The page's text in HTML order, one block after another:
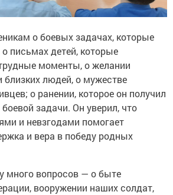
о боевых задачах, которые
письмах детей, которые
моменты, о желании
людей, о мужестве
о ранении, которое он получил
задачи. Он уверил, что
и невзгодами помогает
и вера в победу родных
много вопросов — о быте
вооружении наших солдат,